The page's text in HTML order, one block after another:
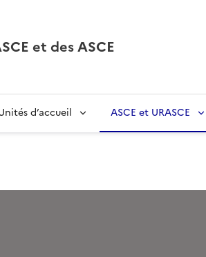
et des ASCE
d’accueil ASCE et URASCE